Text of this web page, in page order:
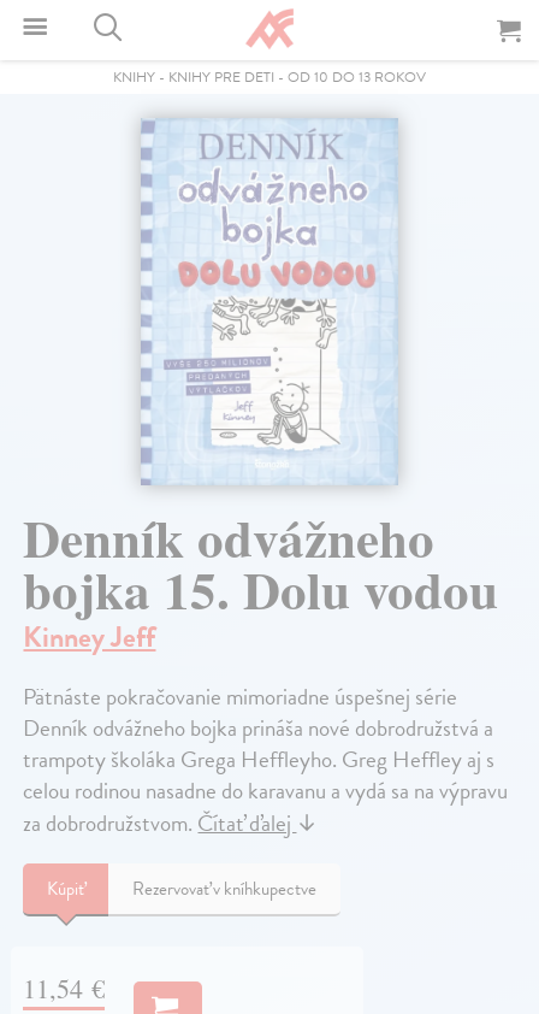
KNIHY - KNIHY PRE DETI - OD 10 DO 13 ROKOV
Denník odvážneho
bojka 15. Dolu vodou
Kinney Jeff
Pätnáste pokračovanie mimoriadne úspešnej série
Denník odvážneho bojka prináša nové dobrodružstvá a
trampoty školáka Grega Heffleyho. Greg Heffley aj s
celou rodinou nasadne do karavanu a vydá sa na výpravu
za dobrodružstvom.Čítať ďalej↓
Kúpiť Rezervovať v kníhkupectve
11,54 €